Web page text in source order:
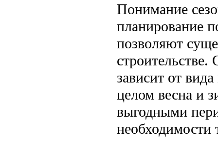
Понимание
планирование
позволяют
зависит от
целом весна и
выгодными
необходимости